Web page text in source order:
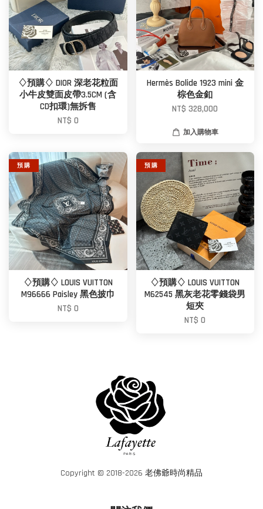
♢預購♢ DIOR 深老花粒面
小牛皮雙面皮帶3.5CM (含
CD扣環)無拆售
NT$ 0
Hermès Bolide 1923 mini 金
棕色金釦
NT$ 328,000
加入購物車
預 購
♢預購♢ LOUIS VUITTON
M96666 Paisley 黑色披巾
NT$ 0
預 購
♢預購♢ LOUIS VUITTON
M62545 黑灰老花零錢袋男
短夾
NT$ 0
Copyright © 2018-2026 老佛爺時尚精品